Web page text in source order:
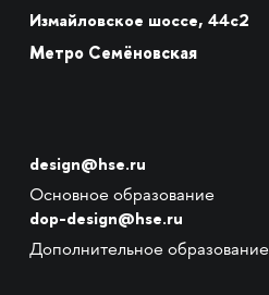
Измайловское шоссе, 44с2
Метро Семёновская
design@hse.ru
Основное образование
dop-design@hse.ru
Дополнительное образование